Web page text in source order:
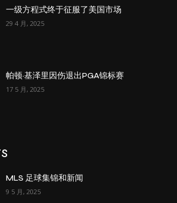
一级方程式终于征服了美国市场
29 4 月, 2025
帕顿·基泽里因伤退出PGA锦标赛
17 5 月, 2025
MLS 足球集锦和新闻
9 5 月, 2025